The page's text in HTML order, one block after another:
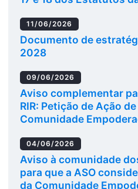
11/06/2026
Documento de
2028
09/06/2026
Aviso complementar
RIR: Petição de Ação
Comunidade
04/06/2026
Aviso à comunidade
para que a ASO
da Comunidade